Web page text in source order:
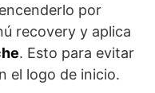
por
recovery y aplica
. Esto para evitar
el logo de inicio.